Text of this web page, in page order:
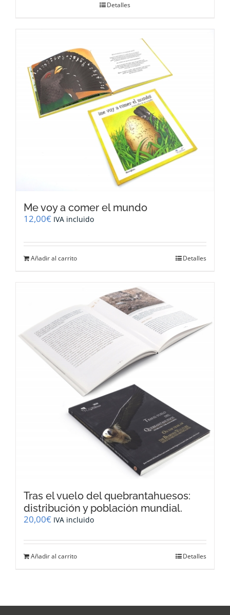
Detalles
Me voy a comer el mundo
12,00€ IVA incluido
Añadir al carrito Detalles
Tras el vuelo del quebrantahuesos:
distribución y población mundial.
20,00€ IVA incluido
Añadir al carrito Detalles